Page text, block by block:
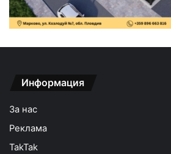
Информация
За нас
Реклама
TakTak